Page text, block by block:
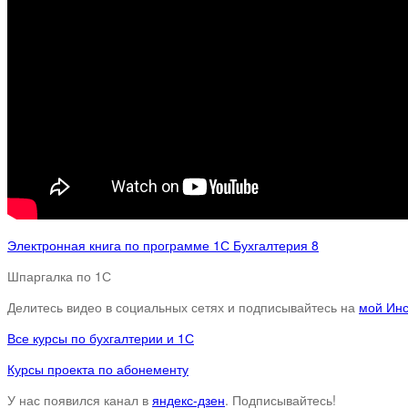
Электронная книга по программе 1С Бухгалтерия 8
Шпаргалка по 1С
Делитесь видео в социальных сетях и подписывайтесь на мой
Все курсы по бухгалтерии и 1С
Курсы проекта по абонементу
У нас появился канал в яндекс-дзен. Подписывайтесь!